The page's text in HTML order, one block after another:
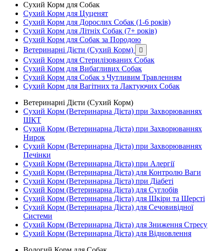
Сухий Корм для Собак
Сухий Корм для Цуценят
Сухий Корм для Дорослих Собак (1-6 років)
Сухий Корм для Літніх Собак (7+ років)
Сухий Корм для Собак за Породою
Ветеринарні Дієти (Сухий Корм)

Сухий Корм для Стерилізованих Собак
Сухий Корм для Вибагливих Собак
Сухий Корм для Собак з Чутливим Травленням
Сухий Корм для Вагітних та Лактуючих Собак
Ветеринарні Дієти (Сухий Корм)
Сухий Корм (Ветеринарна Дієта) при Захворюваннях
ШКТ
Сухий Корм (Ветеринарна Дієта) при Захворюваннях
Нирок
Сухий Корм (Ветеринарна Дієта) при Захворюваннях
Печінки
Сухий Корм (Ветеринарна Дієта) при Алергії
Сухий Корм (Ветеринарна Дієта) для Контролю Ваги
Сухий Корм (Ветеринарна Дієта) при Діабеті
Сухий Корм (Ветеринарна Дієта) для Суглобів
Сухий Корм (Ветеринарна Дієта) для Шкіри та Шерсті
Сухий Корм (Ветеринарна Дієта) для Сечовивідної
Системи
Сухий Корм (Ветеринарна Дієта) для Зниження Стресу
Сухий Корм (Ветеринарна Дієта) для Відновлення